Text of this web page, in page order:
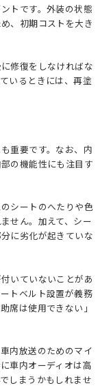
トです。外装の状態
、初期コストを大き
修復をしなければな
いるときには、再塗
重要です。なお、内
の機能性にも注目す
シートのへたりや色
せん。加えて、シー
に劣化が起きていな
いていないことがあ
トベルト設置が義務
席は使用できない」
内放送のためのマイ
車内オーディオは高
しまうかもしれませ